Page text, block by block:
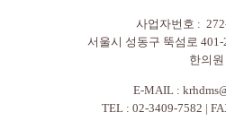
사업자번호 :
서울시 성동구 뚝섬로
한의원
E-MAIL :
TEL : 02-3409-7582 |